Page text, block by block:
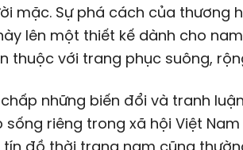
mặc. Sự phá cách của thương
lên một thiết kế dành cho
thuộc với trang phục suông,
những biến đổi và tranh
sống riêng trong xã hội Việt